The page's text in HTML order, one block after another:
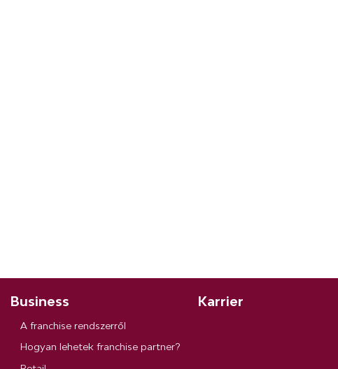
Business
A franchise rendszerről
Hogyan lehetek franchise partner?
Karrier